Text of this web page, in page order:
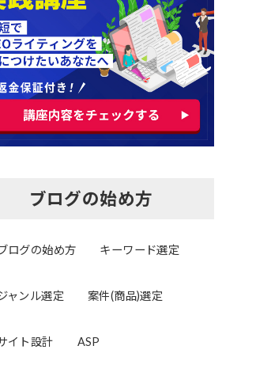
ブログの始め方
ログの始め方 キーワード選定
ャンル選定 案件(商品)選定
イト設計 ASP